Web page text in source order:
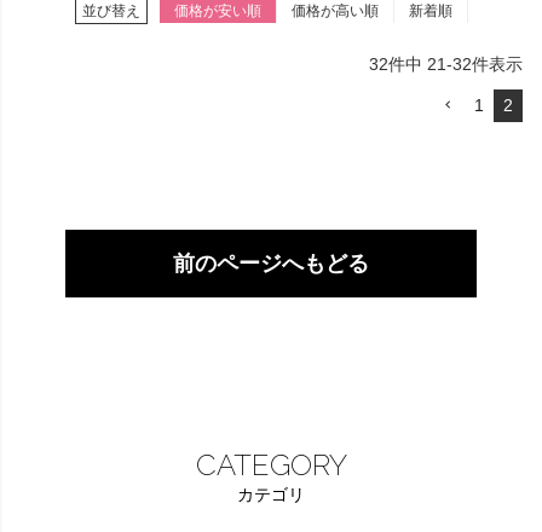
並び替え 価格が安い順 価格が高い順 新着順
32件中 21-32件表示
1 2
前のページへもどる
CATEGORY
カテゴリ